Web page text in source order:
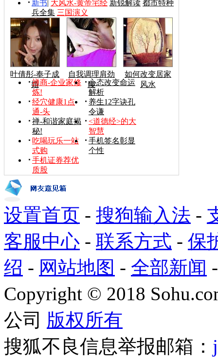
新书| 大风水-黄帝宅经 新锐解读 都市特种
兵全集 三国演义
叶倩彤-奉子成
婚
自我调理肩劲
腰
如何改变居家
风水
禅商-企业家修
炼!
心态改变命运
解析
经穴健康1点
通-头
养生12字诀孔
令谦
禅-和谐家庭揭
秘!
<道德经>的大
智慧
吃喝玩乐一站
式购
手机签名彰显
个性
手机证券荐优
质股
设置首页 - 搜狗输入法 -
客服中心 - 联系方式 - 保
绍 - 网站地图 - 全部新闻
Copyright © 2018
公司 版权所有
搜狐不良信息举报邮箱：